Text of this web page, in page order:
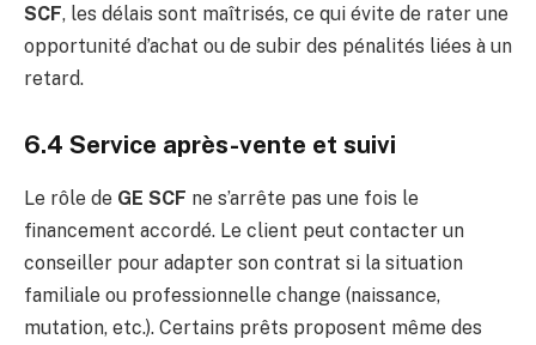
SCF, les délais sont maîtrisés, ce qui évite de rater une
opportunité d’achat ou de subir des pénalités liées à un
retard.
6.4 Service après-vente et suivi
Le rôle de GE SCF ne s’arrête pas une fois le
financement accordé. Le client peut contacter un
conseiller pour adapter son contrat si la situation
familiale ou professionnelle change (naissance,
mutation, etc.). Certains prêts proposent même des